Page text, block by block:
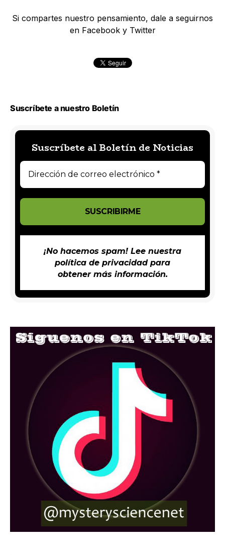
Si compartes nuestro pensamiento, dale a seguirnos
en Facebook y Twitter
Suscríbete a nuestro Boletín
Suscríbete al Boletín de Noticias
¡No hacemos spam! Lee nuestra
política de privacidadpara
obtener más información.